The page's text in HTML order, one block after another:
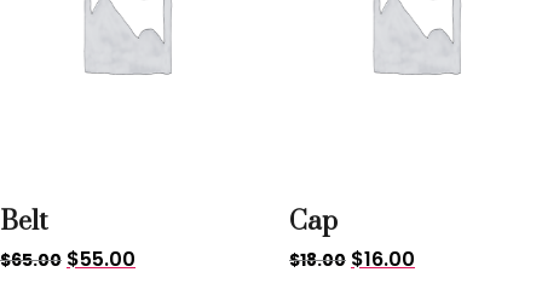
Belt
$65.00 $55.00
Cap
$18.00 $16.00